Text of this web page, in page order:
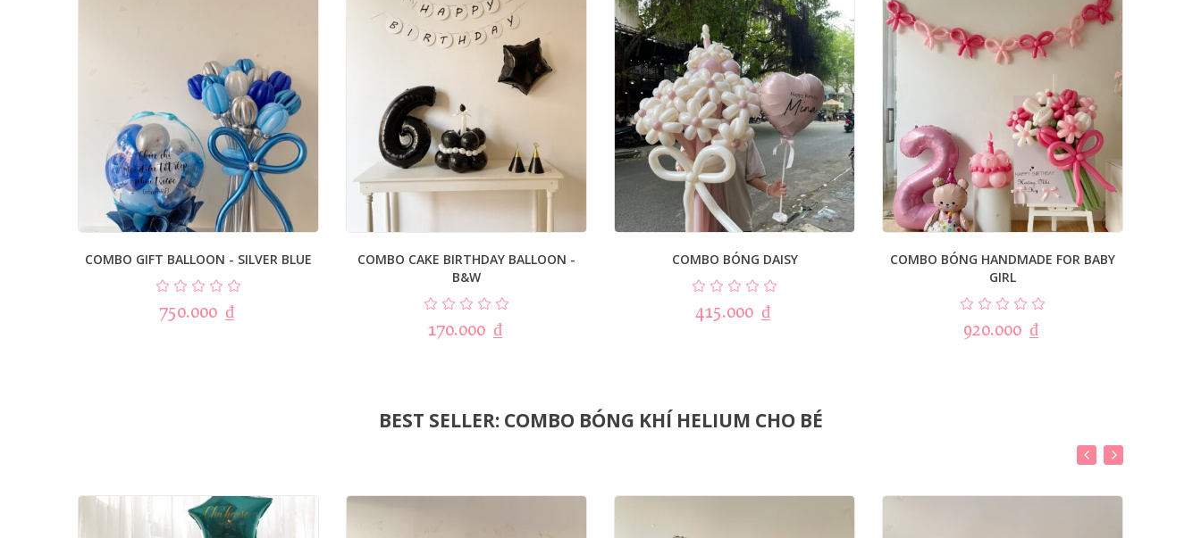
COMBO GIFT BALLOON - SILVER BLUE
750.000 ₫
COMBO CAKE BIRTHDAY BALLOON -
B&W
170.000 ₫
COMBO BÓNG DAISY
415.000 ₫
COMBO BÓNG HANDMADE FOR BABY
GIRL
920.000 ₫
BEST SELLER: COMBO BÓNG KHÍ HELIUM CHO BÉ